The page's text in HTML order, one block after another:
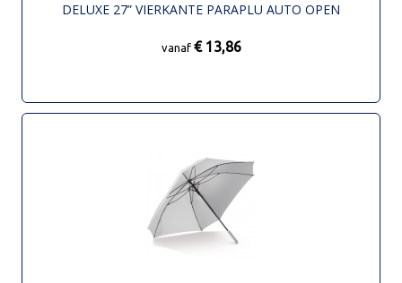
DELUXE 27” VIERKANTE PARAPLU AUTO OPEN
vanaf € 13,86